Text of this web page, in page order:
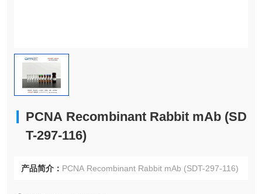
PCNA Recombinant Rabbit mAb (SD
T-297-116)
产品简介： PCNA Recombinant Rabbit mAb (SDT-297-116)